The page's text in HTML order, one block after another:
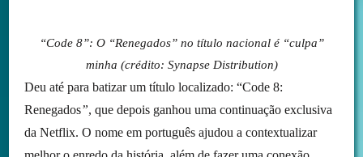
“Code 8”: O “Renegados” no título nacional é “culpa”
minha (crédito: Synapse Distribution)
Deu até para batizar um título localizado: “Code 8:
Renegados”, que depois ganhou uma continuação exclusiva
da Netflix. O nome em português ajudou a contextualizar